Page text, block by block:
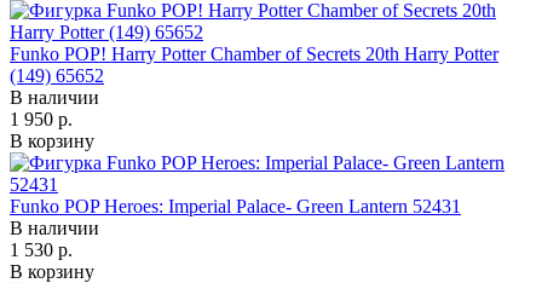
Funko POP! Harry Potter Chamber of Secrets 20th Harry Potter
(149) 65652
В наличии
1 950 р.
В корзину
Funko POP Heroes: Imperial Palace- Green Lantern 52431
В наличии
1 530 р.
В корзину